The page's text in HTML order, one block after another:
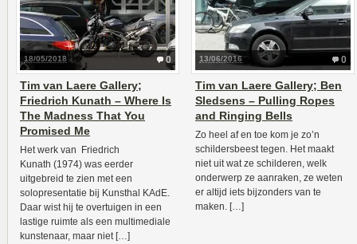
0
18/05/2018
Tim van Laere Gallery;
Friedrich Kunath – Where Is
The Madness That You
Promised Me
Het werk van Friedrich
Kunath (1974) was eerder
uitgebreid te zien met een
solopresentatie bij Kunsthal KAdE.
Daar wist hij te overtuigen in een
lastige ruimte als een multimediale
kunstenaar, maar niet […]
0
13/06/2016
Tim van Laere Gallery; Ben
Sledsens – Pulling Ropes
and Ringing Bells
Zo heel af en toe kom je zo’n
schildersbeest tegen. Het maakt
niet uit wat ze schilderen, welk
onderwerp ze aanraken, ze weten
er altijd iets bijzonders van te
maken. […]